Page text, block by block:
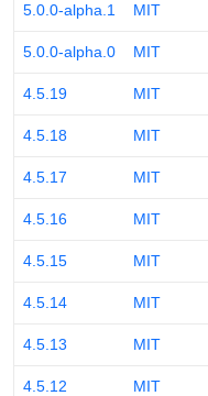
5.0.0-alpha.1 MIT
5.0.0-alpha.0 MIT
4.5.19 MIT
4.5.18 MIT
4.5.17 MIT
4.5.16 MIT
4.5.15 MIT
4.5.14 MIT
4.5.13 MIT
4.5.12 MIT